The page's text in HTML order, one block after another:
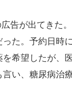
告が出てきた
た。予約日時
希望したが、
い、糖尿病治